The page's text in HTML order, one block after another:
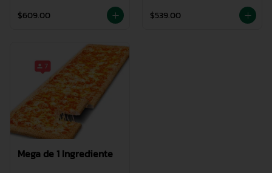
$609.00 $539.00
Mega de 1 Ingrediente